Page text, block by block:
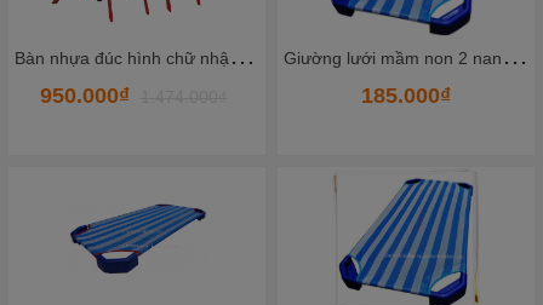
B
àn nhựa đúc hình chữ nhật 60*120cm
950.000₫
G
iường lưới mầm non 2 nan sơn tĩnh điện
185.000₫